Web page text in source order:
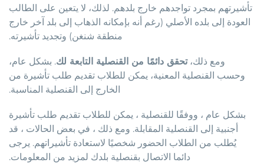
تأشيرتهم بمجرد تواجدهم خارج بلدهم. لذلك، لا يتعين على الطالب
العودة إلى بلده الأصلي (رغم أنه بإمكانه الذهاب إلى بلد آخر خارج
منطقة شنغن) وتجديد تأشيرته.
ومع ذلك، تحقق دائمًا من القنصلية التابعة لك. بشكل عام،
وحسب القنصلية المعنية، يمكن للطلاب تقديم طلب تأشيرة من
الخارج إلى القنصلية المناسبة.
بشكل عام ، ووفقًا للقنصلية ، يمكن للطلاب تقديم طلب تأشيرة
أجنبية إلى القنصلية المقابلة. ومع ذلك ، في بعض الحالات ، قد
يُطلب من الطلاب الحضور شخصيًا لاستعادة تأشيراتهم. يرجى
دائما الاتصال بقنصلية بلدك لمزيد من المعلومات.